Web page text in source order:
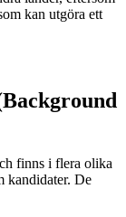
kan utgöra ett
finns i flera olika
kandidater. De